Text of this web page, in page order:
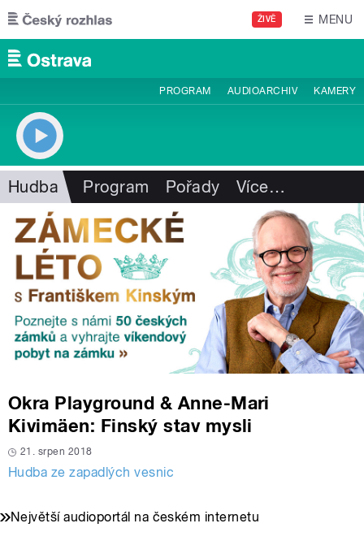
Přejít k hlavnímu obsahu
ŽIVĚ MENU
PROGRAM AUDIOARCHIV KAMERY
Hudba Program Pořady Více…
Okra Playground & Anne-Mari
Kivimäen: Finský stav mysli
21. srpen 2018
Hudba ze zapadlých vesnic
Největší audioportál na českém internetu